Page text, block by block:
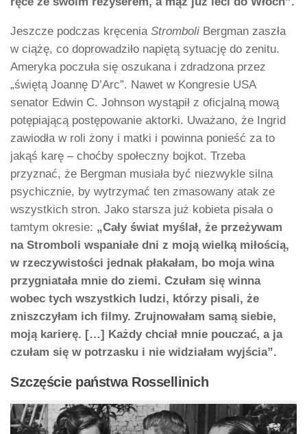
Jeszcze podczas kręcenia Stromboli Bergman zaszła
w ciążę, co doprowadziło napiętą sytuację do zenitu.
Ameryka poczuła się oszukana i zdradzona przez
„świętą Joannę D’Arc”. Nawet w Kongresie USA
senator Edwin C. Johnson wystąpił z oficjalną mową
potępiającą postępowanie aktorki. Uważano, że Ingrid
zawiodła w roli żony i matki i powinna ponieść za to
jakąś karę – choćby społeczny bojkot. Trzeba
przyznać, że Bergman musiała być niezwykle silna
psychicznie, by wytrzymać ten zmasowany atak ze
wszystkich stron. Jako starsza już kobieta pisała o
tamtym okresie: „Cały świat myślał, że przeżywam
na Stromboli wspaniałe dni z moją wielką miłością,
w rzeczywistości jednak płakałam, bo moja wina
przygniatała mnie do ziemi. Czułam się winna
wobec tych wszystkich ludzi, którzy pisali, że
zniszczyłam ich filmy. Zrujnowałam samą siebie,
moją karierę. […] Każdy chciał mnie pouczać, a ja
czułam się w potrzasku i nie widziałam wyjścia”.
Szczęście państwa Rossellinich